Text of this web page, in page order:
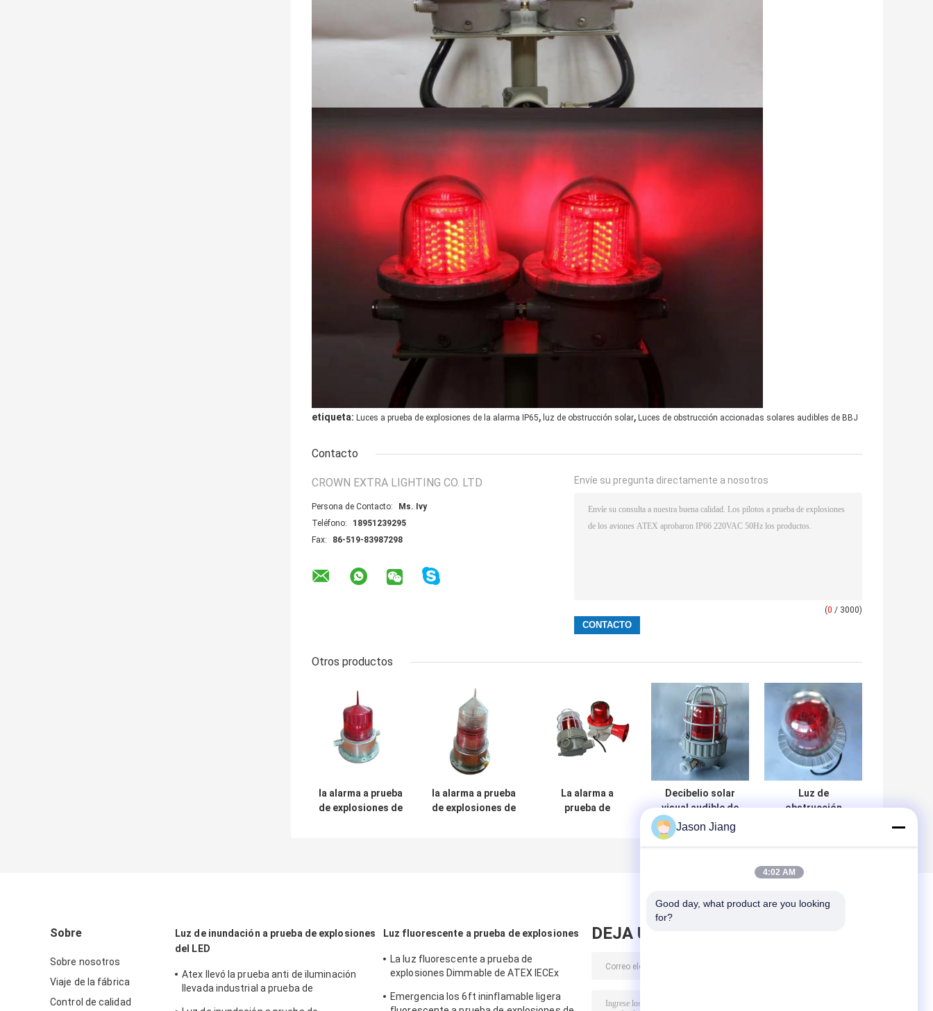
etiqueta: Luces a prueba de explosiones de la alarma IP65, luz de obstrucción solar, Luces de obstrucción accionadas solares audibles de BBJ
Contacto
CROWN EXTRA LIGHTING CO. LTD
Persona de Contacto:
Ms. Ivy
Teléfono:
18951239295
Fax:
86-519-83987298
Envíe su pregunta directamente a nosotros
(0 / 3000)
Otros productos
la alarma a prueba
de explosiones de
la alarma a prueba
de explosiones de
La alarma a
prueba de
Decibelio solar
visual audible de
la luz de
obstrucción IP66
Luz de
obstrucción
Crane Aircraft
Warning T6
Sobre
Sobre nosotros
Viaje de la fábrica
Control de calidad
Luz de inundación a prueba de explosiones
del LED
Atex llevó la prueba anti de iluminación
llevada industrial a prueba de
Luz fluorescente a prueba de explosiones
La luz fluorescente a prueba de
explosiones Dimmable de ATEX IECEx
Emergencia los 6ft ininflamable ligera
DEJA UN MENSAJE
Jason Jiang
4:02 AM
Good day, what product are you looking
for?